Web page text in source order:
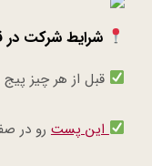
شرایط شرکت در
قبل از هر چیز
این پست رو در